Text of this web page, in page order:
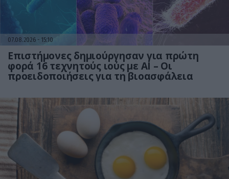
07.08.2026 15:10
Επιστήμονες δημιούργησαν για πρώτη
φορά 16 τεχνητούς ιούς με AI – Οι
προειδοποιήσεις για τη βιοασφάλεια